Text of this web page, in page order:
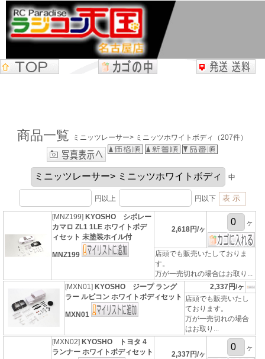
商品一覧 ミニッツレーサー> ミニッツホワイトボディ（207件）
中
円以上 円以下
[MNZ199] KYOSHO シボレー
カマロ ZL1 1LE ホワイトボデ
ィセット 未塗装ホイル付
MNZ199
2,618円/ヶ
ヶ
店頭でも販売いたしておりま
す。
万が一売切れの場合はお取り...
[MXN01] KYOSHO ジープ ラング
ラー ルビコン ホワイトボディセット
MXN01
2,337円/ヶ
店頭でも販売いたし
ております。
万が一売切れの場合
はお取り...
[MXN02] KYOSHO トヨタ 4
ランナー ホワイトボディセット
2,337円/ヶ
ヶ